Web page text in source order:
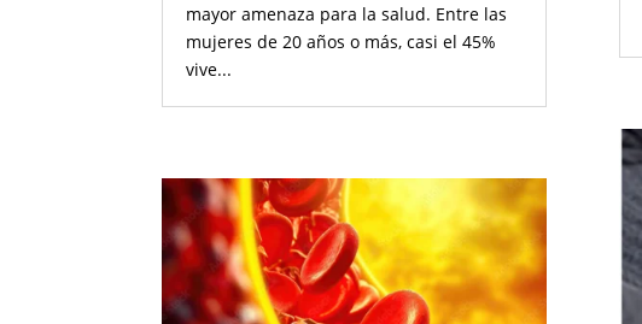
mayor amenaza para la salud. Entre las
mujeres de 20 años o más, casi el 45%
vive...